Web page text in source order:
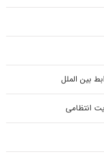
بین الملل
انتظامی